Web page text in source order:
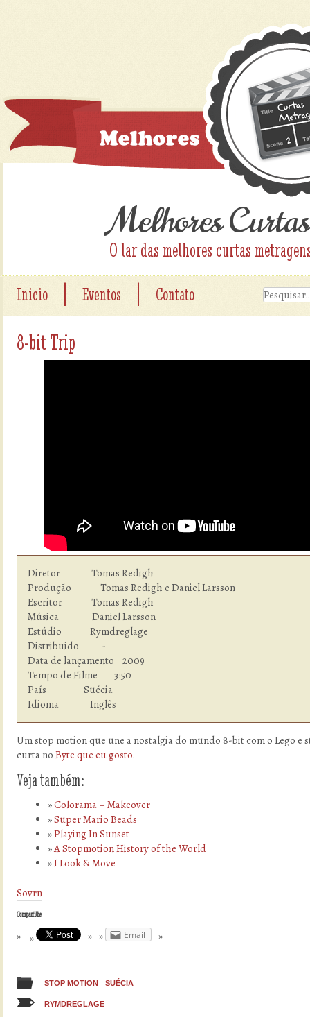
Melhores Curtas
O lar das melhores curtas
Inicio Eventos Contato
8-bit Trip
Diretor               Tomas Redigh
Produção              Tomas Redigh e Daniel Larsson
Escritor              Tomas Redigh
Música                Daniel Larsson
Estúdio  	      Rymdreglage
Distribuido           -
Data de lançamento    2009
Tempo de Filme        3:50
País                  Suécia
Idioma  	      Inglês
Um stop motion que une a nostalgia do mundo 8-bit com o Lego e
curta no Byte que eu gosto.
Veja também:
Colorama – Makeover
Super Mario Beads
Playing In Sunset
A Stopmotion History of the World
I Look & Move
Sovrn
Compartilhe
Email
STOP MOTION SUÉCIA
RYMDREGLAGE